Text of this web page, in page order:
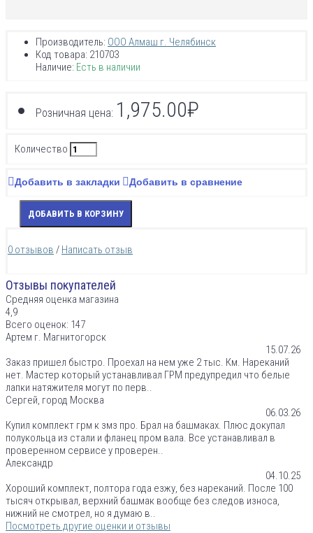
Производитель: ООО Алмаш г. Челябинск
Код товара: 210703
Наличие: Есть в наличии
Розничная цена: 1,975.00₽
Количество
Добавить в закладки Добавить в сравнение
ДОБАВИТЬ В КОРЗИНУ
0 отзывов / Написать отзыв
Отзывы покупателей
Средняя оценка магазина
4,9
Всего оценок: 147
Артем г. Магнитогорск
15.07.26
Заказ пришел быстро. Проехал на нем уже 2 тыс. Км. Нареканий
нет. Мастер который устанавливал ГРМ предупредил что белые
лапки натяжителя могут по перв..
Сергей, город Москва
06.03.26
Купил комплект грм к змз про. Брал на башмаках. Плюс докупал
полукольца из стали и фланец пром вала. Все устанавливал в
проверенном сервисе у проверен..
Александр
04.10.25
Хороший комплект, полтора года езжу, без нареканий. После 100
тысяч открывал, верхний башмак вообще без следов износа,
нижний не смотрел, но я думаю в..
Посмотреть другие оценки и отзывы